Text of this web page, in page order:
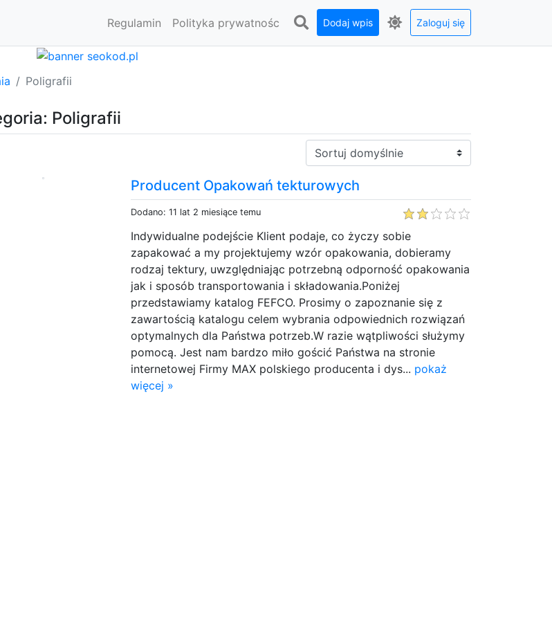
Regulamin Polityka prywatnośc Dodaj wpis Zaloguj się
Poligrafii
Poligrafii
Sortuj:
Producent Opakowań tekturowych
Dodano: 11 lat 2 miesiące temu
Indywidualne podejście Klient podaje, co życzy sobie
zapakować a my projektujemy wzór opakowania, dobieramy
rodzaj tektury, uwzględniając potrzebną odporność opakowania
jak i sposób transportowania i składowania.Poniżej
przedstawiamy katalog FEFCO. Prosimy o zapoznanie się z
zawartością katalogu celem wybrania odpowiednich rozwiązań
optymalnych dla Państwa potrzeb.W razie wątpliwości służymy
pomocą. Jest nam bardzo miło gościć Państwa na stronie
internetowej Firmy MAX polskiego producenta i dys... pokaż
więcej »